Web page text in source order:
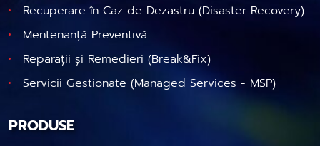
Recuperare în Caz de Dezastru (Disaster Recovery)
Mentenanță Preventivă
Reparații și Remedieri (Break&Fix)
Servicii Gestionate (Managed Services - MSP)
PRODUSE